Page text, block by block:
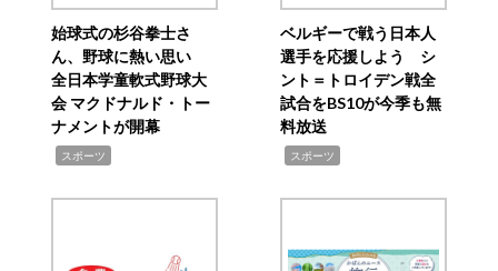
始球式の杉谷拳士さ
ん、野球に熱い思い
全日本学童軟式野球大
会 マクドナルド・トー
ナメントが開幕
スポーツ
ベルギーで戦う日本人
選手を応援しよう シ
ント＝トロイデン戦全
試合をBS10が今季も無
料放送
スポーツ